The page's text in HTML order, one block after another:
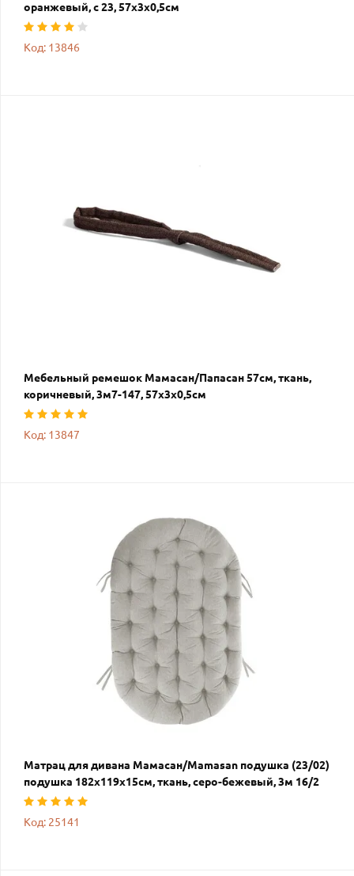
оранжевый, с 23, 57х3х0,5см
Код: 13846
Мебельный ремешок Мамасан/Папасан 57см, ткань,
коричневый, 3м7-147, 57х3х0,5см
Код: 13847
Матрац для дивана Мамасан/Mamasan подушка (23/02)
подушка 182х119х15см, ткань, серо-бежевый, 3м 16/2
Код: 25141